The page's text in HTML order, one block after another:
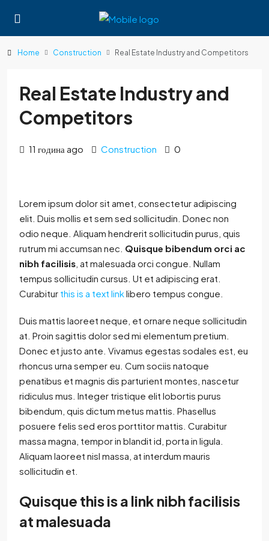
Home Construction Real Estate Industry and Competitors
Real Estate Industry and
Competitors
11 година ago Construction 0
Lorem ipsum dolor sit amet, consectetur adipiscing
elit. Duis mollis et sem sed sollicitudin. Donec non
odio neque. Aliquam hendrerit sollicitudin purus, quis
rutrum mi accumsan nec. Quisque bibendum orci ac
nibh facilisis , at malesuada orci congue. Nullam
tempus sollicitudin cursus. Ut et adipiscing erat.
Curabitur this is a text linklibero tempus congue.
Duis mattis laoreet neque, et ornare neque sollicitudin
at. Proin sagittis dolor sed mi elementum pretium.
Donec et justo ante. Vivamus egestas sodales est, eu
rhoncus urna semper eu. Cum sociis natoque
penatibus et magnis dis parturient montes, nascetur
ridiculus mus. Integer tristique elit lobortis purus
bibendum, quis dictum metus mattis. Phasellus
posuere felis sed eros porttitor mattis. Curabitur
massa magna, tempor in blandit id, porta in ligula.
Aliquam laoreet nisl massa, at interdum mauris
sollicitudin et.
Quisque this is a link nibh facilisis
at malesuada